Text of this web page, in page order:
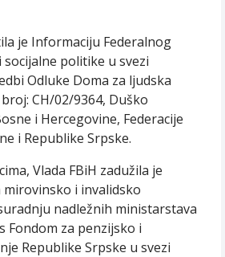
je Informaciju Federalnog
politike u svezi
Odluke Doma za ljudska
CH/02/9364, Duško
i Hercegovine, Federacije
i Republike Srpske.
Vlada FBiH zadužila je
mirovinsko i invalidsko
nadležnih ministarstava
Fondom za penzijsko i
Republike Srpske u svezi